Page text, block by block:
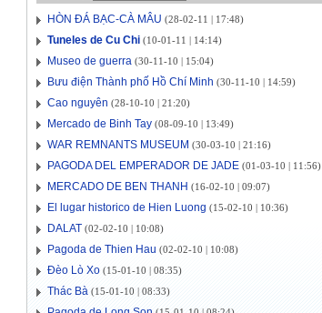
HÒN ĐÁ BẠC-CÀ MÂU (28-02-11 | 17:48)
Tuneles de Cu Chi (10-01-11 | 14:14)
Museo de guerra (30-11-10 | 15:04)
Bưu điện Thành phố Hồ Chí Minh (30-11-10 | 14:59)
Cao nguyên (28-10-10 | 21:20)
Mercado de Binh Tay (08-09-10 | 13:49)
WAR REMNANTS MUSEUM (30-03-10 | 21:16)
PAGODA DEL EMPERADOR DE JADE (01-03-10 | 11:56)
MERCADO DE BEN THANH (16-02-10 | 09:07)
El lugar historico de Hien Luong (15-02-10 | 10:36)
DALAT (02-02-10 | 10:08)
Pagoda de Thien Hau (02-02-10 | 10:08)
Đèo Lò Xo (15-01-10 | 08:35)
Thác Bà (15-01-10 | 08:33)